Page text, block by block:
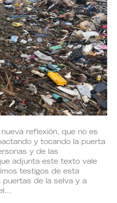
reflexión, que no es
y tocando la puerta
y de las
adjunta este texto vale
testigos de esta
puertas de la selva y a